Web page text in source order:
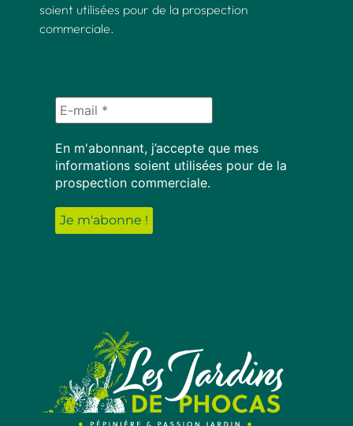
soient utilisées pour de la prospection
commerciale.
En m'abonnant, j’accepte que mes
informations soient utilisées pour de la
prospection commerciale.